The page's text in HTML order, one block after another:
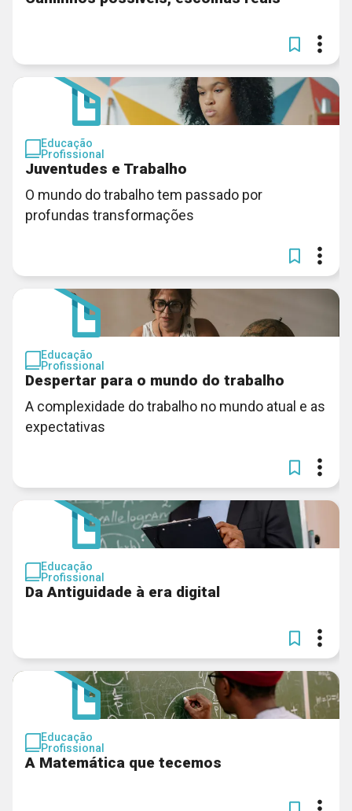
Educação
Profissional
Juventudes e Trabalho
O mundo do trabalho tem passado por
profundas transformações
Educação
Profissional
Despertar para o mundo do trabalho
A complexidade do trabalho no mundo atual e as
expectativas
Educação
Profissional
Da Antiguidade à era digital
Educação
Profissional
A Matemática que tecemos